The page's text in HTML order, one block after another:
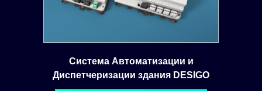
Система Автоматизации и
Диспетчеризации здания DESIGO